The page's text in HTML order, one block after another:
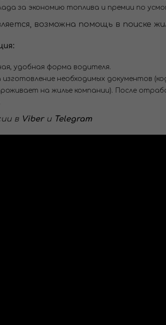
за экономию топлива и премии по
возможна помощь в поиске
удобная форма водителя.
необходимых документов
на жилье компании). После
в Viber и Telegram